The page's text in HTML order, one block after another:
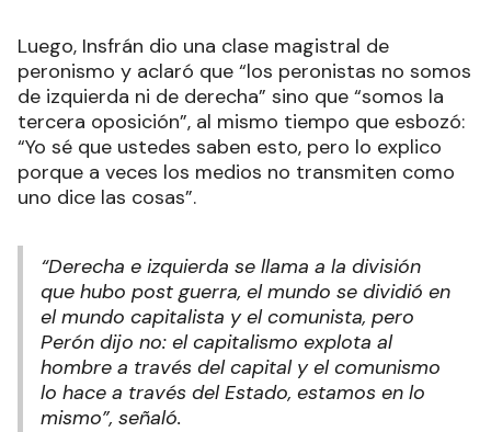
Luego, Insfrán dio una clase magistral de
peronismo y aclaró que “los peronistas no somos
de izquierda ni de derecha” sino que “somos la
tercera oposición”, al mismo tiempo que esbozó:
“Yo sé que ustedes saben esto, pero lo explico
porque a veces los medios no transmiten como
uno dice las cosas”.
“Derecha e izquierda se llama a la división
que hubo post guerra, el mundo se dividió en
el mundo capitalista y el comunista, pero
Perón dijo no: el capitalismo explota al
hombre a través del capital y el comunismo
lo hace a través del Estado, estamos en lo
mismo”, señaló.